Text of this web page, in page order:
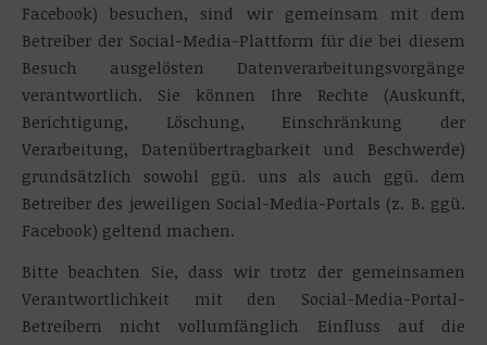
Facebook) besuchen, sind wir gemeinsam mit dem
Betreiber der Social-Media-Plattform für die bei diesem
Besuch ausgelösten Datenverarbeitungsvorgänge
verantwortlich. Sie können Ihre Rechte (Auskunft,
Berichtigung, Löschung, Einschränkung der
Verarbeitung, Datenübertragbarkeit und Beschwerde)
grundsätzlich sowohl ggü. uns als auch ggü. dem
Betreiber des jeweiligen Social-Media-Portals (z. B. ggü.
Facebook) geltend machen.
Bitte beachten Sie, dass wir trotz der gemeinsamen
Verantwortlichkeit mit den Social-Media-Portal-
Betreibern nicht vollumfänglich Einfluss auf die